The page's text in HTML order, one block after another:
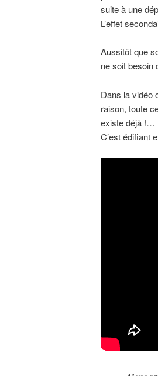
suite à une
L’effet
Aussitôt que
ne soit besoin
Dans la vidéo
raison, toute
existe déjà !…
C’est édifiant